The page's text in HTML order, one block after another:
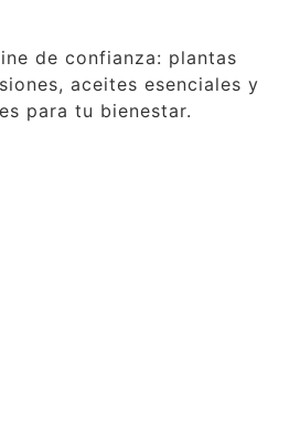
de confianza: plantas
aceites esenciales y
para tu bienestar.